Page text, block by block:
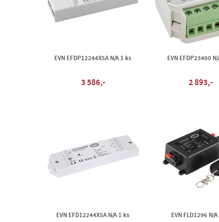
EVN EFDP12244X5A N/A 1 ks
3 586,-
EVN EFDP23400
2 893,-
EVN EFD12244X5A N/A 1 ks EVN FLD1296 N/